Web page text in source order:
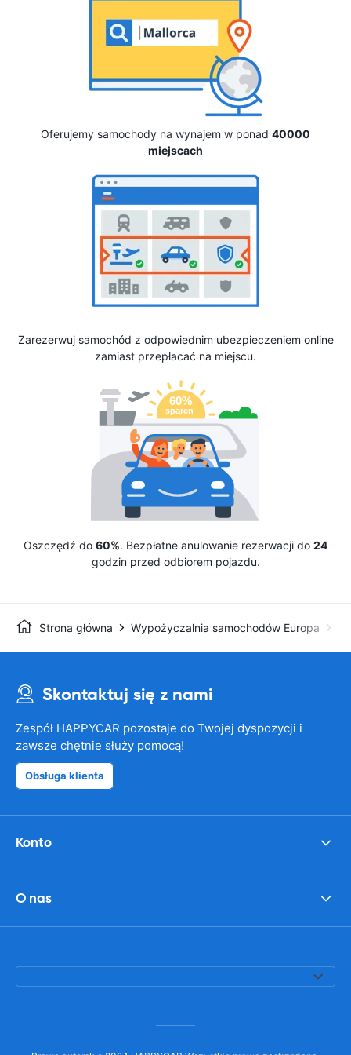
Oferujemy samochody na wynajem w ponad 40000
miejscach
Zarezerwuj samochód z odpowiednim ubezpieczeniem online
zamiast przepłacać na miejscu.
Oszczędź do 60%. Bezpłatne anulowanie rezerwacji do 24
godzin przed odbiorem pojazdu.
Strona główna Wypożyczalnia samochodów Europa
Skontaktuj się z nami
Zespół HAPPYCAR pozostaje do Twojej dyspozycji i
zawsze chętnie służy pomocą!
Obsługa klienta
Konto
O nas